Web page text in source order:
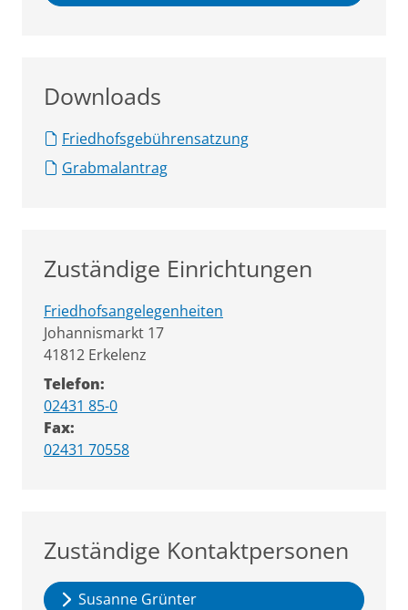
Downloads
Friedhofsgebührensatzung
Grabmalantrag
Zuständige Einrichtungen
Friedhofsangelegenheiten
Straße:
Johannismarkt Hausnummer:
17
PLZ:
41812 Ort:
Erkelenz
Telefon:
02431 85-0
Fax:
02431 70558
Zuständige Kontaktpersonen
Susanne Grünter